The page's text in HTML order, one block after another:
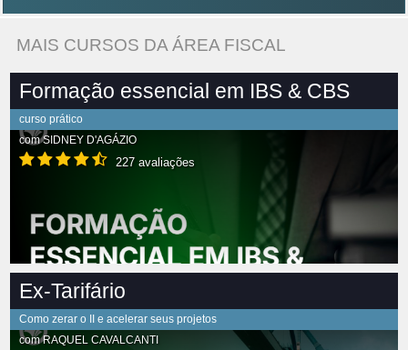
MAIS CURSOS DA ÁREA FISCAL
Formação essencial em IBS & CBS
curso prático
comSIDNEY D'AGÁZIO
227 avaliações
Ex-Tarifário
Como zerar o II e acelerar seus projetos
comRAQUEL CAVALCANTI